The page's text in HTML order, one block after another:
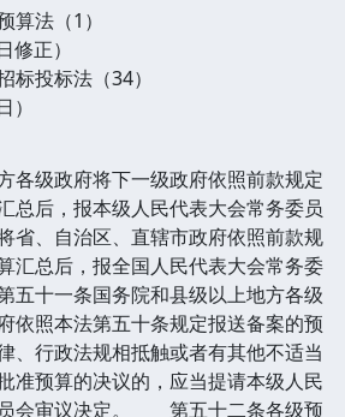
算法（1）
修正）
标投标法（34）
）
级政府将下一级政府依照前款规定
总后，报本级人民代表大会常务委员
省、自治区、直辖市政府依照前款规
汇总后，报全国人民代表大会常务委
十一条国务院和县级以上地方各级
依照本法第五十条规定报送备案的预
、行政法规相抵触或者有其他不适当
准预算的决议的，应当提请本级人民
会审议决定。 第五十二条各级预